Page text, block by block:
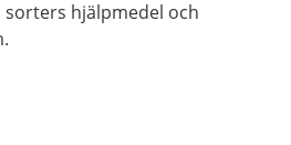
sorters hjälpmedel och